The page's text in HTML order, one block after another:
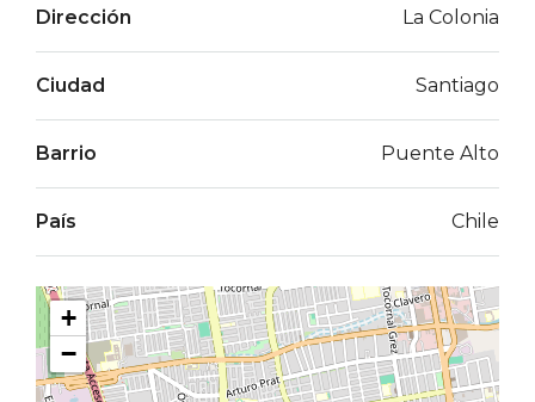
Dirección La Colonia
Ciudad Santiago
Barrio Puente Alto
País Chile
+
−